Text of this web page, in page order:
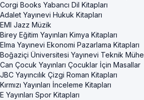
Corgi Books Yabancı Dil Kitapları
Adalet Yayınevi Hukuk Kitapları
EMI Jazz Müzik
Birey Eğitim Yayınları Kimya Kitapları
Elma Yayınevi Ekonomi Pazarlama Kitapları
Boğaziçi Üniversitesi Yayınevi Teknik
Can Çocuk Yayınları Çocuklar İçin Masallar
JBC Yayıncılık Çizgi Roman Kitapları
Kırmızı Yayınları İnceleme Kitapları
E Yayınları Spor Kitapları